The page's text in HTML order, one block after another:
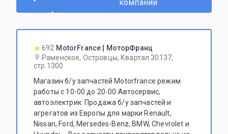
компаний
692 MotorFrance | МоторФранц
Раменское, Островцы, Квартал 30137,
стр.1300
Магазин б/у запчастей Motorfrance режим
работы с 10-00 до 20-00 Автосервис,
автоэлектрик. Продажа б/у запчастей и
агрегатов из Европы для марки Renault,
Nissan, Ford, Mersedes-Benz, BMW, Chevrolet и